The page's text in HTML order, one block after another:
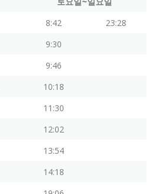
8:42
23:28
9:30
9:46
10:18
11:30
12:02
13:54
14:18